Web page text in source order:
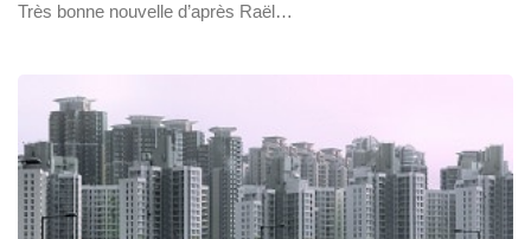
Très bonne nouvelle d’après Raël…